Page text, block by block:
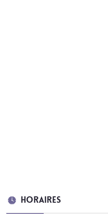
Horaires